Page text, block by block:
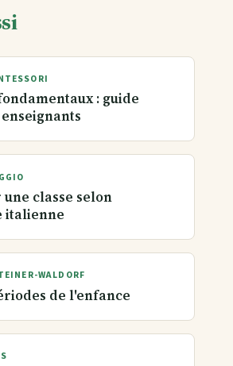
: guide
classe selon
italienne
WALDORF
de l'enfance